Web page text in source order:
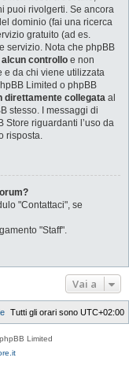
puoi rivolgerti. Se ancora
dominio (fai una ricerca
gratuito (ad es.
servizio. Nota che phpBB
controllo e non
e da chi viene utilizzata
Limited o phpBB
direttamente collegata al
stesso. I messaggi di
Store riguardanti l’uso da
risposta.
"Contattaci", se
"Staff".
Vai a
Tutti gli orari sono UTC+02:00
Limited